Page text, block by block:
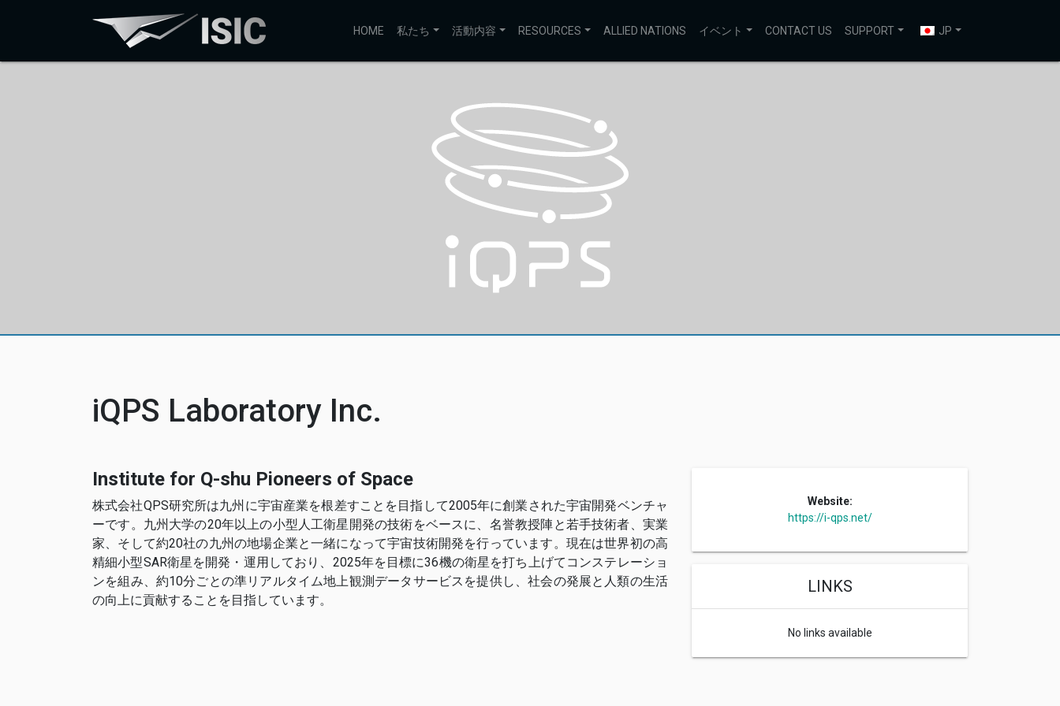
HOME 私たち 活動内容 RESOURCES ALLIED NATIONS イベント CONTACT US SUPPORT JP
iQPS Laboratory Inc.
Institute for Q-shu Pioneers of Space
株式会社QPS研究所は九州に宇宙産業を根差すことを目指して2005年に創業された宇宙開発ベンチャ
ーです。九州大学の20年以上の小型人工衛星開発の技術をベースに、名誉教授陣と若手技術者、実業
家、そして約20社の九州の地場企業と一緒になって宇宙技術開発を行っています。現在は世界初の高
精細小型SAR衛星を開発・運用しており、2025年を目標に36機の衛星を打ち上げてコンステレーショ
ンを組み、約10分ごとの準リアルタイム地上観測データサービスを提供し、社会の発展と人類の生活
の向上に貢献することを目指しています。
Website:
https://i-qps.net/
LINKS
No links available